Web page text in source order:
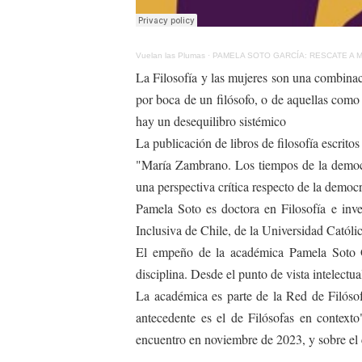
Vuelan las Plumas · PAMELA SOTO GARCÍA: RESCATE A
La Filosofía y las mujeres son una
por boca de un filósofo, o de aquellas
hay un desequilibro sistémico
La publicación de libros de filosofía escritos
"María Zambrano. Los tiempos de la
una perspectiva crítica respecto de la
Pamela Soto es doctora en Filosofía e
Inclusiva de Chile, de la Universidad
El empeño de la académica Pamela
disciplina. Desde el punto de vista
La académica es parte de la Red de
antecedente es el de Filósofas en
encuentro en noviembre de 2023, y sobre